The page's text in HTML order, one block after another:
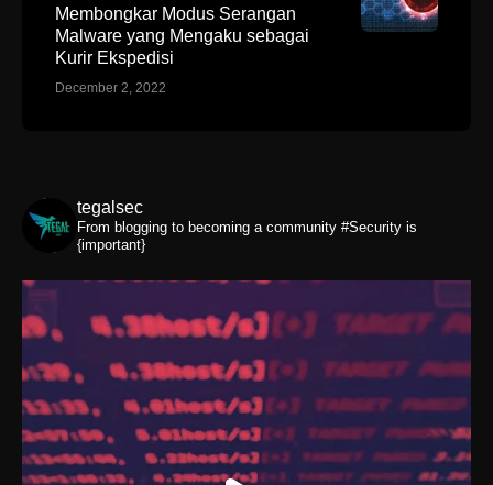
Membongkar Modus Serangan
Malware yang Mengaku sebagai
Kurir Ekspedisi
December 2, 2022
tegalsec
From blogging to becoming a community #Security is
{important}